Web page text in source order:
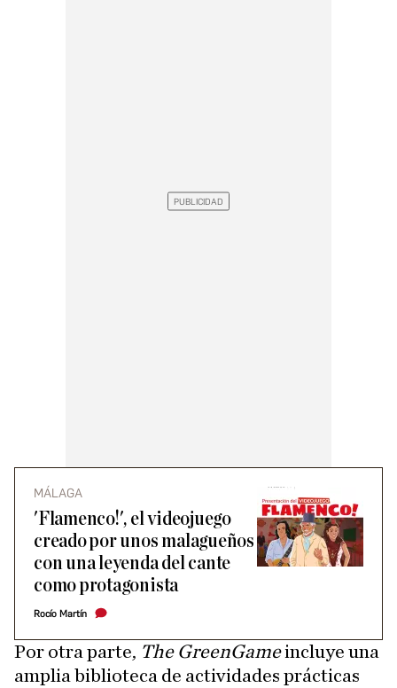
MÁLAGA
'Flamenco!', el videojuego
creado por unos malagueños
con una leyenda del cante
como protagonista
Rocío Martín
Por otra parte, The GreenGameincluye una
amplia biblioteca de actividades prácticas